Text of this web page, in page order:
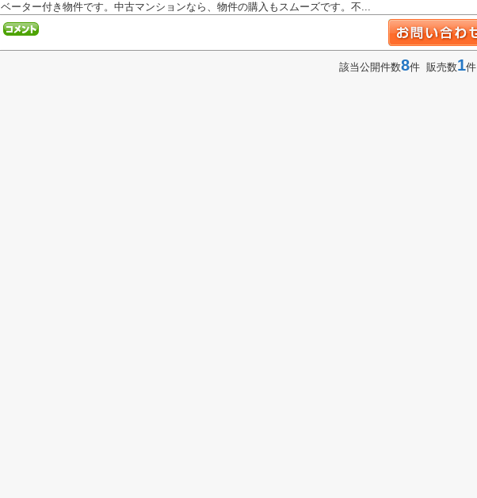
ベーター付き物件です。中古マンションなら、物件の購入もスムーズです。不...
該当公開件数8件 販売数1件